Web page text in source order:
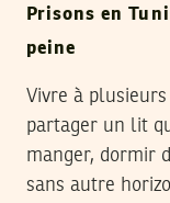
Prisons en
peine
Vivre à
partager un lit
manger, dormir
sans autre